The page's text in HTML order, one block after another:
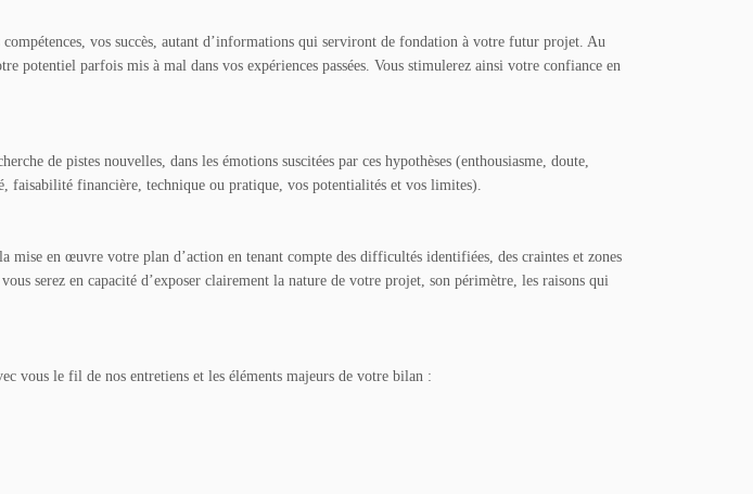
vos succès, autant d’informations qui serviront de fondation à votre futur projet. Au
potentiel parfois mis à mal dans vos expériences passées. Vous stimulerez ainsi votre confiance en
de pistes nouvelles, dans les émotions suscitées par ces hypothèses (enthousiasme, doute,
faisabilité financière, technique ou pratique, vos potentialités et vos limites).
en œuvre votre plan d’action en tenant compte des difficultés identifiées, des craintes et zones
serez en capacité d’exposer clairement la nature de votre projet, son périmètre, les raisons qui
vous le fil de nos entretiens et les éléments majeurs de votre bilan :